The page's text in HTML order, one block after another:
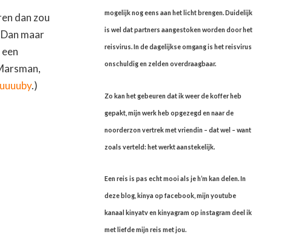
dan zou
maar
.)
mogelijk nog eens aan het licht brengen. Duidelijk
is wel dat partners aangestoken worden door het
reisvirus. In de dagelijkse omgang is het reisvirus
onschuldig en zelden overdraagbaar.
Zo kan het gebeuren dat ik weer de koffer heb
gepakt, mijn werk heb opgezegd en naar de
noorderzon vertrek met vriendin – dat wel – want
zoals verteld: het werkt aanstekelijk.
Een reis is pas echt mooi als je h’m kan delen. In
deze blog, kinya op facebook, mijn youtube
kanaal kinyatv en kinyagram op instagram deel ik
met liefde mijn reis met jou.